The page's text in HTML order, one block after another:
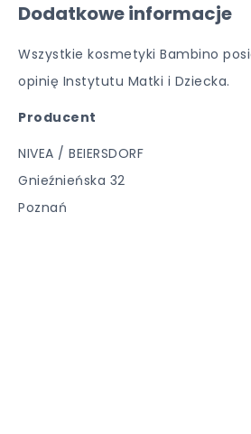
Dodatkowe informacje
Wszystkie kosmetyki Bambino
opinię Instytutu Matki i Dziecka.
Producent
NIVEA / BEIERSDORF
Gnieźnieńska 32
Poznań